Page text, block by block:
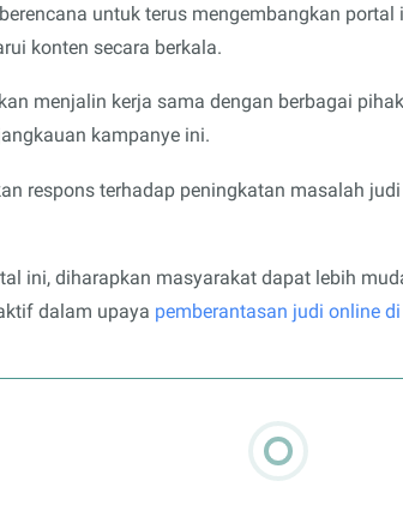
untuk terus mengembangkan
konten secara berkala.
menjalin kerja sama dengan berbagai
kampanye ini.
respons terhadap peningkatan masalah
ini, diharapkan masyarakat dapat lebih
dalam upaya pemberantasan judi online